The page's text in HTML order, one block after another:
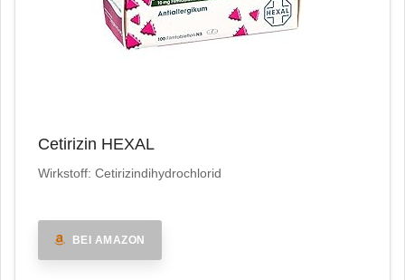
Cetirizin HEXAL
Wirkstoff: Cetirizindihydrochlorid
BEI AMAZON